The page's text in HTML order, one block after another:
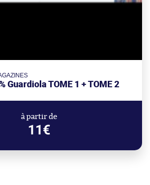
Guardiola TOME 1 + TOME 2
à partir de
11€